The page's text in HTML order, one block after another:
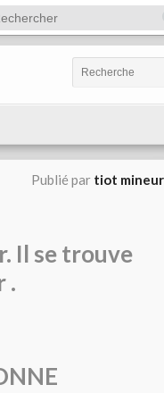
Publié par tiot mineur
Il se trouve
.